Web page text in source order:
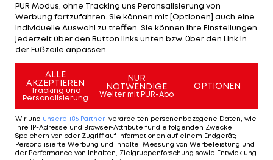
PUR Modus, ohne Tracking uns Peronsalisierung von
Werbung fortzufahren. Sie können mit [Optionen] auch eine
individuelle Auswahl zu treffen. Sie können Ihre Einstellungen
jederzeit über den Button links unten bzw. über den Link in
der Fußzeile anpassen.
ALLE
AKZEPTIEREN
Tracking und
Personalisierung
NUR
NOTWENDIGE
Weiter mit PUR-Abo
OPTIONEN
Wir und unsere 186 Partner verarbeiten personenbezogene Daten, wie
Ihre IP-Adresse und Browser-Attribute für die folgenden Zwecke:
Speichern von oder Zugriff auf Informationen auf einem Endgerät;
Personalisierte Werbung und Inhalte, Messung von Werbeleistung und
der Performance von Inhalten, Zielgruppenforschung sowie Entwicklung